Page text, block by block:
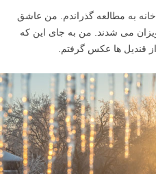
به مطالعه گذراندم. من عاشق
می شدند. من به جای این که
از قندیل ها عکس گرفتم.